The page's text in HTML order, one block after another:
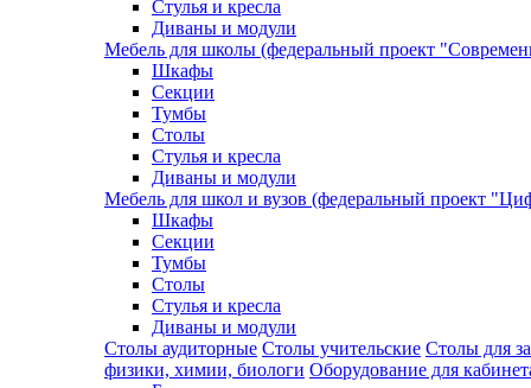
Стулья и кресла
Диваны и модули
Мебель для школы (федеральный проект
Шкафы
Секции
Тумбы
Столы
Стулья и кресла
Диваны и модули
Мебель для школ и вузов (федеральный проект
Шкафы
Секции
Тумбы
Столы
Стулья и кресла
Диваны и модули
Столы аудиторные Столы учительские Столы для
физики, химии, биологи Оборудование для